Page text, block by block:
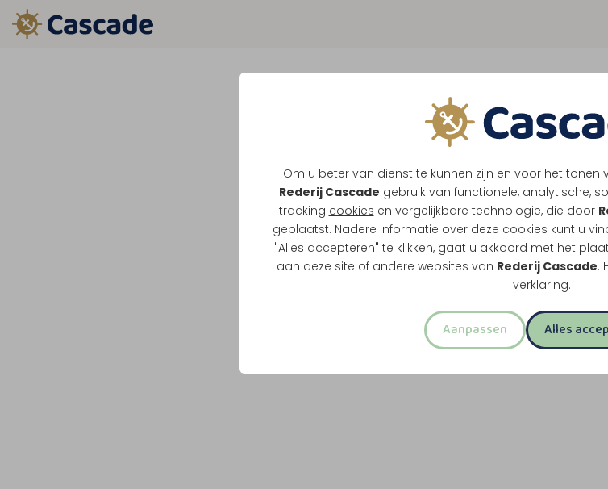
Om u beter van dienst te kunnen zijn en voor het
Rederij Cascade gebruik van functionele, analytische,
tracking cookies en vergelijkbare technologie, die door
geplaatst. Nadere informatie over deze cookies kunt u
"Alles accepteren" te klikken, gaat u akkoord met het
aan deze site of andere websites van Rederij Cascade.
verklaring.
Aanpassen Alles